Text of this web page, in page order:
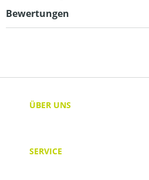
Bewertungen
ÜBER UNS
SERVICE